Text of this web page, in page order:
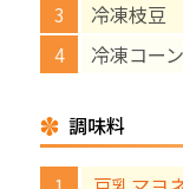
冷凍枝豆
冷凍コー
調味料